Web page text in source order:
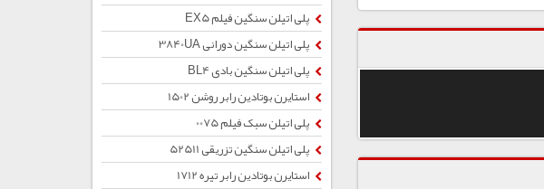
پلی اتیلن سنگین فیلم EX5
پلی اتیلن سنگین دورانی 3840UA
پلی اتیلن سنگین بادی BL4
استایرن بوتادین رابر روشن 1502
پلی اتیلن سبک فیلم 0075
پلی اتیلن سنگین تزریقی 52511
استایرن بوتادین رابر تیره 1712